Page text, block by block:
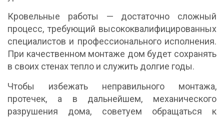
Кровельные работы — достаточно сложный
процесс, требующий высококвалифицированных
специалистов и профессионального исполнения.
При качественном монтаже дом будет сохранять
в своих стенах тепло и служить долгие годы.
Чтобы избежать неправильного монтажа,
протечек, а в дальнейшем, механического
разрушения дома, советуем обращаться к